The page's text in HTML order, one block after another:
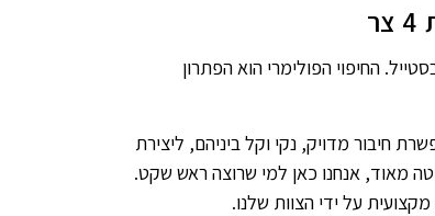
החיפוי הפולימרי הוא הפתרון
חיבור מדויק, נקי וקל ביניהם, ליצירת
מאוד, אנחנו כאן למי שרוצה ראש שקט.
על ידי הצוות שלנו.